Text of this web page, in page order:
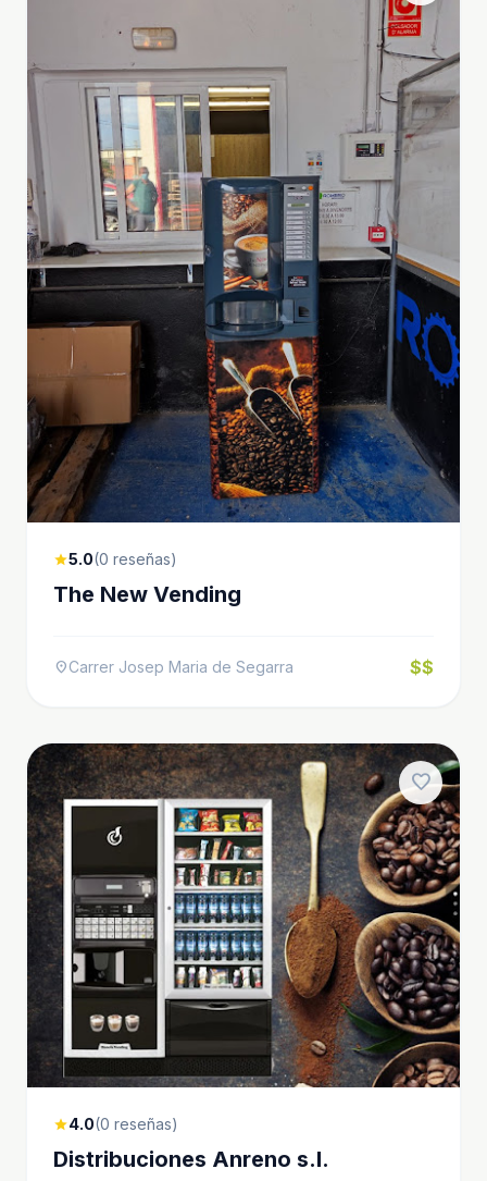
star5.0(0 reseñas)
The New Vending
location_onCarrer Josep Maria de Segarra $$
favorite
star4.0(0 reseñas)
Distribuciones Anreno s.l.